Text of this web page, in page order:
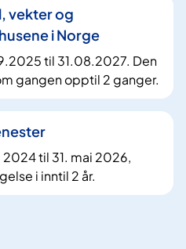
vekter og
i Norge
til 31.08.2027. Den
gangen opptil 2 ganger.
2024 til 31. mai 2026,
i inntil 2 år.